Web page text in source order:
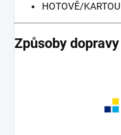
HOTOVĚ/
Způsoby